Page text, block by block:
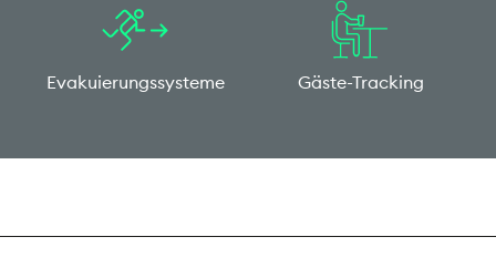
Evakuierungssysteme Gäste-Tracking